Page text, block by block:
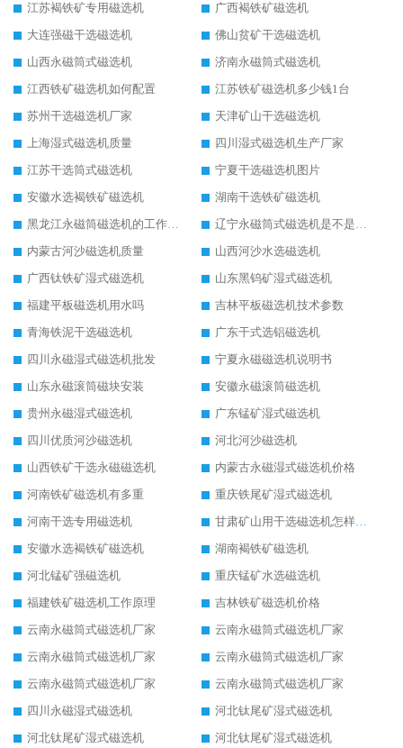
江苏褐铁矿专用磁选机
广西褐铁矿磁选机
大连强磁干选磁选机
佛山贫矿干选磁选机
山西永磁筒式磁选机
济南永磁筒式磁选机
江西铁矿磁选机如何配置
江苏铁矿磁选机多少钱1台
苏州干选磁选机厂家
天津矿山干选磁选机
上海湿式磁选机质量
四川湿式磁选机生产厂家
江苏干选筒式磁选机
宁夏干选磁选机图片
安徽水选褐铁矿磁选机
湖南干选铁矿磁选机
黑龙江永磁筒磁选机的工作原理
辽宁永磁筒式磁选机是不是强磁
内蒙古河沙磁选机质量
山西河沙水选磁选机
广西钛铁矿湿式磁选机
山东黑钨矿湿式磁选机
福建平板磁选机用水吗
吉林平板磁选机技术参数
青海铁泥干选磁选机
广东干式选铝磁选机
四川永磁湿式磁选机批发
宁夏永磁磁选机说明书
山东永磁滚筒磁块安装
安徽永磁滚筒磁选机
贵州永磁湿式磁选机
广东锰矿湿式磁选机
四川优质河沙磁选机
河北河沙磁选机
山西铁矿干选永磁磁选机
内蒙古永磁湿式磁选机价格
河南铁矿磁选机有多重
重庆铁尾矿湿式磁选机
河南干选专用磁选机
甘肃矿山用干选磁选机怎样调磁
安徽水选褐铁矿磁选机
湖南褐铁矿磁选机
河北锰矿强磁选机
重庆锰矿水选磁选机
福建铁矿磁选机工作原理
吉林铁矿磁选机价格
云南永磁筒式磁选机厂家
云南永磁筒式磁选机厂家
云南永磁筒式磁选机厂家
云南永磁筒式磁选机厂家
云南永磁筒式磁选机厂家
云南永磁筒式磁选机厂家
四川永磁湿式磁选机
河北钛尾矿湿式磁选机
河北钛尾矿湿式磁选机
河北钛尾矿湿式磁选机